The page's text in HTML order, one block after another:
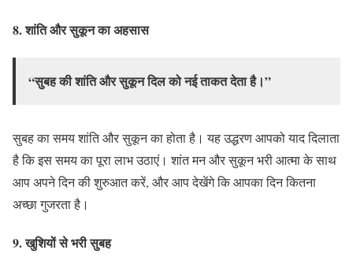
8.शांति और सुकून का अहसास
“सुबह की शांति और सुकून दिल को नई ताकत देता है।”
सुबह का समय शांति और सुकून का होता है। यह उद्धरण आपको याद दिलाता
है कि इस समय का पूरा लाभ उठाएं। शांत मन और सुकून भरी आत्मा के साथ
आप अपने दिन की शुरुआत करें, और आप देखेंगे कि आपका दिन कितना
अच्छा गुजरता है।
9.खुशियों से भरी सुबह